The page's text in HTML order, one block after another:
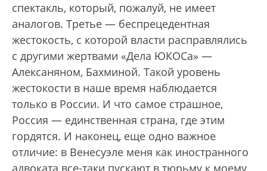
спектакль, который, пожалуй, не имеет
аналогов. Третье — беспрецедентная
жестокость, с которой власти расправлялись
с другими жертвами «Дела ЮКОСа» —
Алексаняном, Бахминой. Такой уровень
жестокости в наше время наблюдается
только в России. И что самое страшное,
Россия — единственная страна, где этим
гордятся. И наконец, еще одно важное
отличие: в Венесуэле меня как иностранного